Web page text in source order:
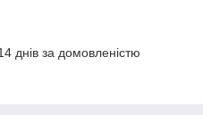
днів за домовленістю